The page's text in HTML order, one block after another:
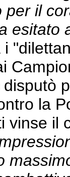
il
esitato
la
vinse il